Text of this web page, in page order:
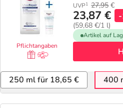
Pflichtangaben
UVP1 27,95 €
23,87 €
(59,68 €/1 l)
Artikel auf
250 ml für 18,65 € 400